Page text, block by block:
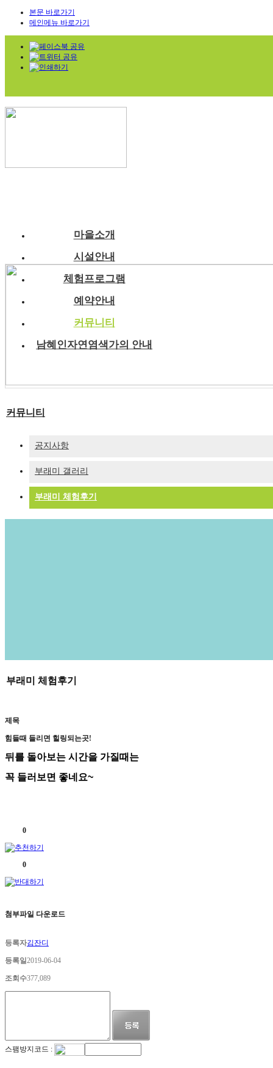
본문 바로가기
메인메뉴 바로가기
마을소개
시설안내
체험프로그램
예약안내
커뮤니티
남혜인자연염색가의 안내
커뮤니티
공지사항
부래미 갤러리
부래미 체험후기
부래미 체험후기
제목
힘들때 들리면 힐링되는곳!
뒤를 돌아보는 시간을 가질때는
꼭 들러보면 좋네요~
0
0
첨부파일 다운로드
등록자김잔디
등록일2019-06-04
조회수377,089
스팸방지코드 :